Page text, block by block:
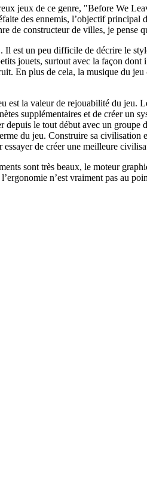
jeux de ce genre, "Before We
des ennemis, l’objectif
de constructeur de villes, je pense
est un peu difficile de décrire le
jouets, surtout avec la façon
En plus de cela, la musique du
est la valeur de rejouabilité du
supplémentaires et de créer un
le tout début avec un
du jeu. Construire sa
de créer une meilleure
sont très beaux, le moteur
n’est vraiment pas au